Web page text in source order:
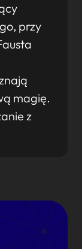
przy
magię.
z